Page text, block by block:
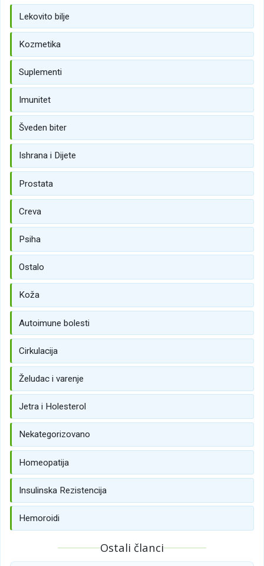
Lekovito bilje
Kozmetika
Suplementi
Imunitet
Šveden biter
Ishrana i Dijete
Prostata
Creva
Psiha
Ostalo
Koža
Autoimune bolesti
Cirkulacija
Želudac i varenje
Jetra i Holesterol
Nekategorizovano
Homeopatija
Insulinska Rezistencija
Hemoroidi
Ostali članci